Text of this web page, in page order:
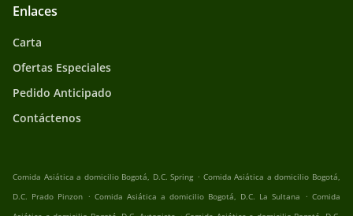
Enlaces
Carta
Ofertas Especiales
Pedido Anticipado
Contáctenos
Comida Asiática a domicilio Bogotá, D.C. Spring . Comida Asiática a domicilio Bogotá,
D.C. Prado Pinzon . Comida Asiática a domicilio Bogotá, D.C. La Sultana . Comida